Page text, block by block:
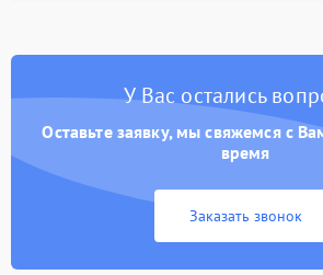
У Вас остались
Оставьте заявку, мы свяжемся с
время
Заказать звонок